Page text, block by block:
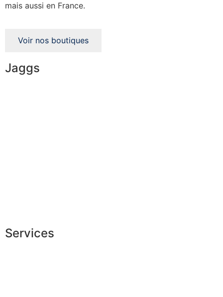
mais aussi en France.
Voir nos boutiques
Jaggs
Services